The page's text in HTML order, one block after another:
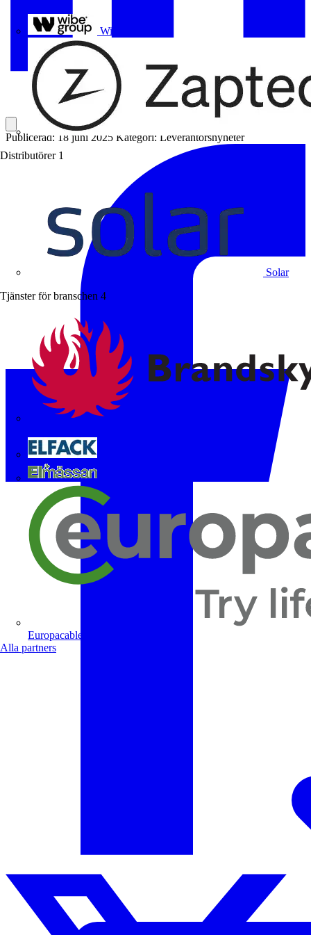
Wibe Group
Distributörer 1
Solar
Tjänster för branschen 4
Europacable
Alla partners
Publicerad: 18 juni 2025 Kategori: Leverantörsnyheter